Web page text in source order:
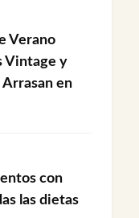
Verano
Vintage y
Arrasan en
con
las dietas